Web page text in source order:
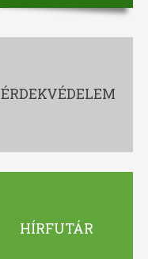
ÉRDEKVÉDELEM
HÍRFUTÁR